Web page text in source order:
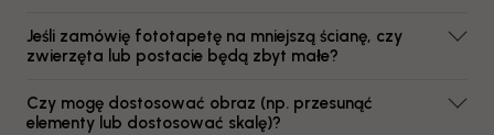
Jeśli zamówię fototapetę na mniejszą ścianę, czy
zwierzęta lub postacie będą zbyt małe?
Czy mogę dostosować obraz (np. przesunąć
elementy lub dostosować skalę)?